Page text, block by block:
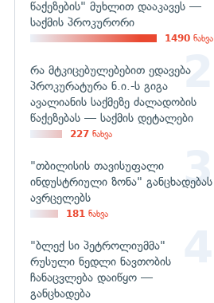
წაქეზების" მუხლით დააკავეს —
საქმის პროკურორი
1490 ნახვა
რა მტკიცებულებებით ედავება
პროკურატურა ნ.ი.-ს გიგა
ავალიანის საქმეზე ძალადობის
წაქეზებას — საქმის დეტალები
227 ნახვა
"თბილისის თავისუფალი
ინდუსტრიული ზონა" განცხადებას
ავრცელებს
181 ნახვა
"ბლექ სი პეტროლიუმმა"
რუსული ნედლი ნავთობის
ჩანაცვლება დაიწყო —
განცხადება